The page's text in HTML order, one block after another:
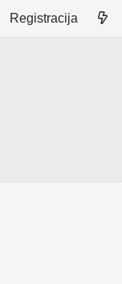
Registracija